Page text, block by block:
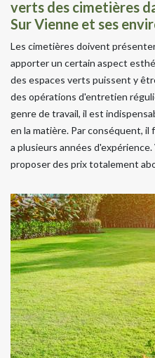
verts des cimetières
Sur Vienne et ses
Les cimetières doivent
apporter un certain aspect
des espaces verts puissent y
des opérations d'entretien
genre de travail, il est
en la matière. Par conséquent,
a plusieurs années
proposer des prix totalement